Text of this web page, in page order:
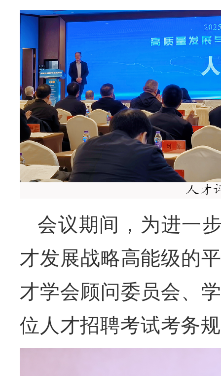
会议期间，为进一
才发展战略高能级的
才学会顾问委员会、
位人才招聘考试考务